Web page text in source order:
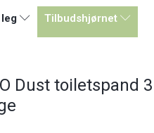
Tilbudshjørnet
Dust toiletspand